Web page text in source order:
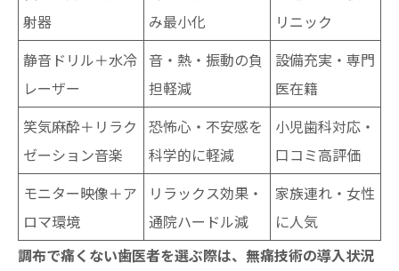
射器
み最小化
リニック
静音ドリル＋水冷
レーザー
音・熱・振動の負
担軽減
設備充実・専門
医在籍
笑気麻酔＋リラク
ゼーション音楽
恐怖心・不安感を
科学的に軽減
小児歯科対応・
口コミ高評価
モニター映像＋ア
ロマ環境
リラックス効果・
通院ハードル減
家族連れ・女性
に人気
調布で痛くない歯医者を選ぶ際は、無痛技術の導入状況